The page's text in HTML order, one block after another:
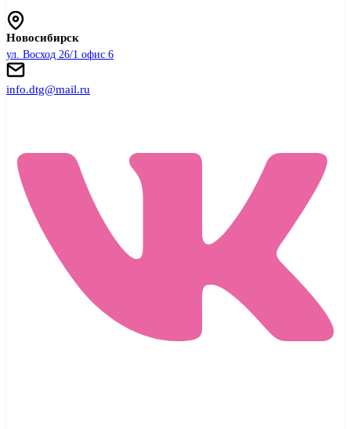
Новосибирск
ул. Восход 26/1 офис 6
info.dtg@mail.ru